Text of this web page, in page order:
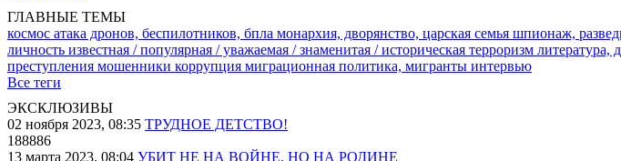
ГЛАВНЫЕ ТЕМЫ
космос атака дронов, беспилотников, бпла монархия, дворянство, царская семья шпионаж,
личность известная / популярная / уважаемая / знаменитая / историческая терроризм литература,
преступления мошенники коррупция миграционная политика, мигранты интервью
Все теги
ЭКСКЛЮЗИВЫ
02 ноября 2023, 08:35 ТРУДНОЕ ДЕТСТВО!
188886
13 марта 2023, 08:04 УБИТ НЕ НА ВОЙНЕ, НО НА РОДИНЕ